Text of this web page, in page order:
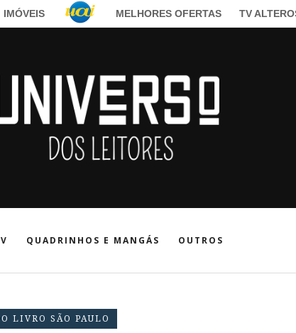
IMÓVEIS MELHORES OFERTAS TV
QUADRINHOS E MANGÁS OUTROS
LIVRO SÃO PAULO